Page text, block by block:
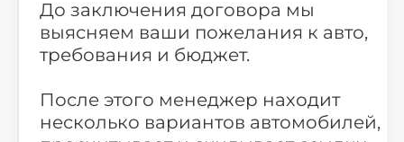
До заключения договора мы
выясняем ваши пожелания к авто,
требования и бюджет.
После этого менеджер находит
несколько вариантов автомобилей,